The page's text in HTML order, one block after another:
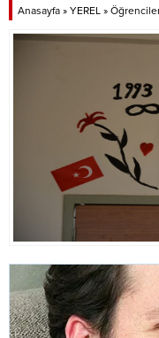
Anasayfa » YEREL »